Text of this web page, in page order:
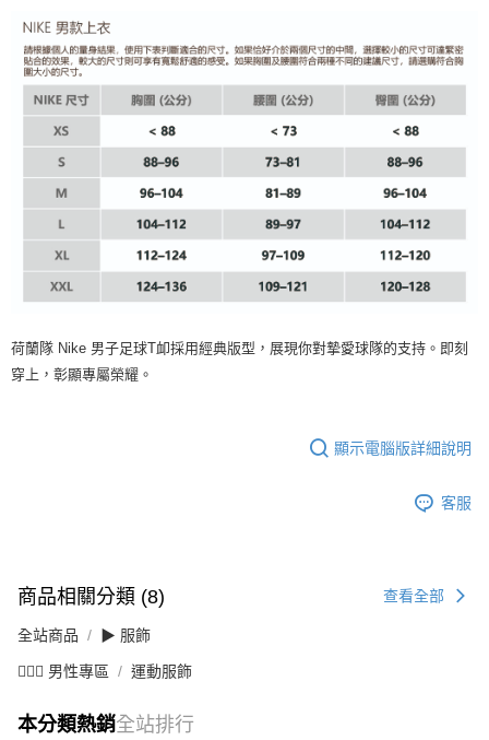
荷蘭隊 Nike 男子足球T卹採用經典版型，展現你對摯愛球隊的支持。即刻
穿上，彰顯專屬榮耀。
顯示電腦版詳細說明
客服
商品相關分類 (8) 查看全部
全站商品 ▶ 服飾
💁🏻‍♂️ 男性專區 運動服飾
本分類熱銷全站排行